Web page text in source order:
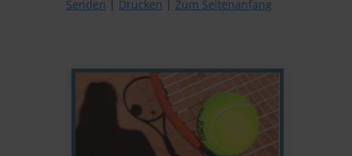
Senden Drucken Zum Seitenanfang